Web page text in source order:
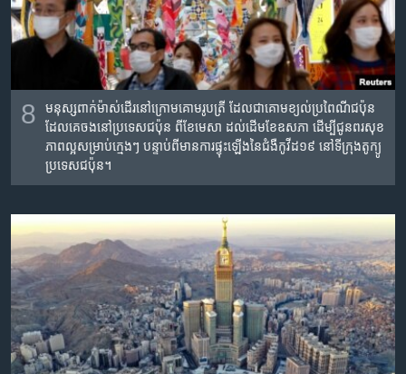
8
មនុស្ស​ពាក់​ម៉ាស់​ដើរ​នៅ​ក្រោមគោម​រូប​ត្រី ដែល​ជា​គោម​ខ្យល់​ប្រពៃណី​ជប៉ុន
ដែល​គេ​ចង​នៅ​ប្រទេស​ជប៉ុន ពី​ខែ​មេសា ដល់​ដើម​ខែ​ឧសភា ដើម្បី​ជូន​ពរ​សុខ
ភាព​ល្អ​សម្រាប់​ក្មេងៗ បន្ទាប់​ពី​មាន​ការ​ផ្ទុះ​ឡើង​នៃ​ជំងឺ​កូវីដ១៩ នៅ​ទីក្រុង​តូក្យូ
ប្រទេស​ជប៉ុន។